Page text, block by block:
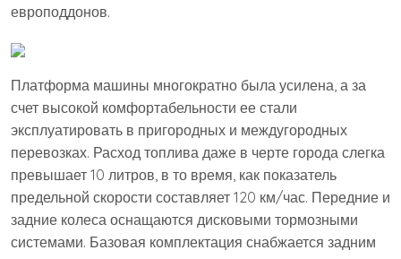
европоддонов.
Платформа машины многократно была усилена, а за
счет высокой комфортабельности ее стали
эксплуатировать в пригородных и междугородных
перевозках. Расход топлива даже в черте города слегка
превышает 10 литров, в то время, как показатель
предельной скорости составляет 120 км/час. Передние и
задние колеса оснащаются дисковыми тормозными
системами. Базовая комплектация снабжается задним